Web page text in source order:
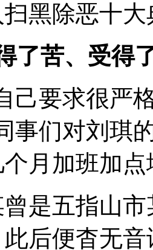
黑除恶十
了苦、受得
要求很严格
事们对刘琪
月加班加
五指山市
此后便杳无